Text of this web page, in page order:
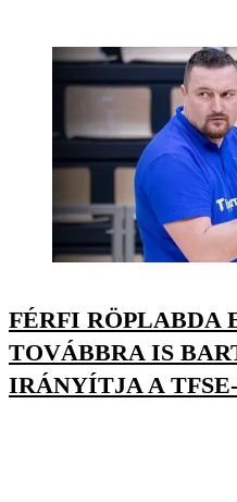
FÉRFI RÖPLABDA
TOVÁBBRA IS
IRÁNYÍTJA A